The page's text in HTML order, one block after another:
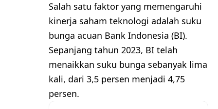
Salah satu faktor yang memengaruhi
kinerja saham teknologi adalah suku
bunga acuan Bank Indonesia (BI).
Sepanjang tahun 2023, BI telah
menaikkan suku bunga sebanyak lima
kali, dari 3,5 persen menjadi 4,75
persen.